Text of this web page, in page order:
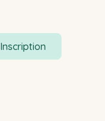
Inscription